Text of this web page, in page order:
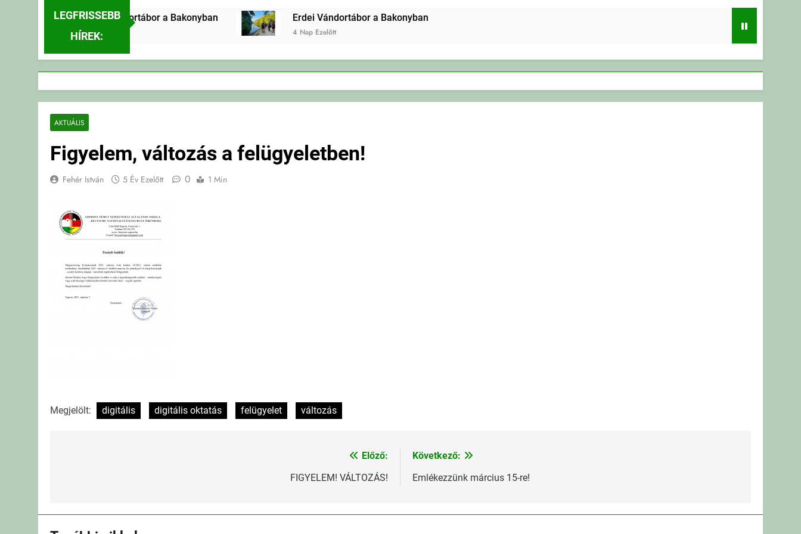
LEGFRISSEBB
HÍREK:
Erdei Vándortábor a Bakonyban
4 Nap Ezelőtt
Erdei Vándortábor a Bakonyban
4 Nap Ezelőtt
AKTUÁLIS
Figyelem, változás a felügyeletben!
Fehér István 5 Év Ezelőtt 0 1 Min
Megjelölt: digitális digitális oktatás felügyelet változás
Előző:
FIGYELEM! VÁLTOZÁS!
Következő:
Emlékezzünk március 15-re!